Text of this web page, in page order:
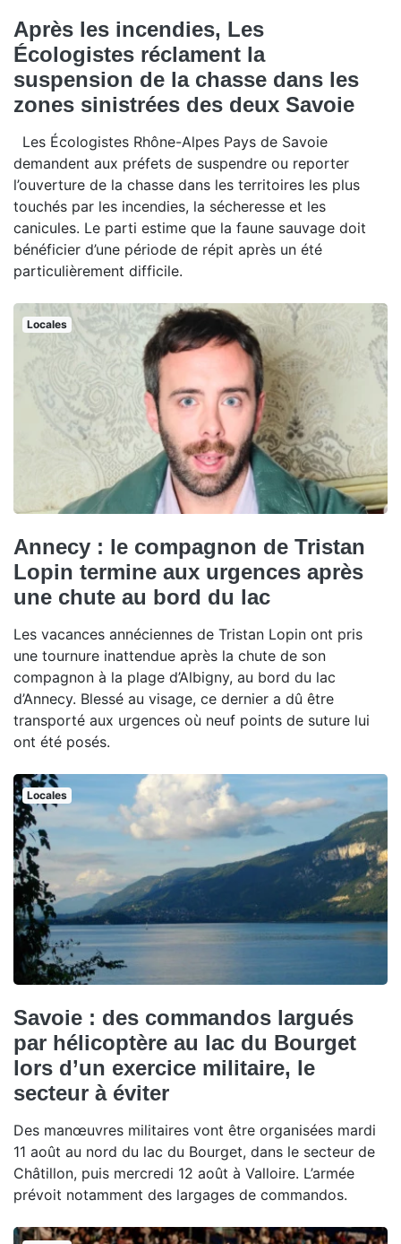
Après les incendies, Les
Écologistes réclament la
suspension de la chasse dans les
zones sinistrées des deux Savoie
Les Écologistes Rhône-Alpes Pays de Savoie
demandent aux préfets de suspendre ou reporter
l’ouverture de la chasse dans les territoires les plus
touchés par les incendies, la sécheresse et les
canicules. Le parti estime que la faune sauvage doit
bénéficier d’une période de répit après un été
particulièrement difficile.
Locales
Annecy : le compagnon de Tristan
Lopin termine aux urgences après
une chute au bord du lac
Les vacances annéciennes de Tristan Lopin ont pris
une tournure inattendue après la chute de son
compagnon à la plage d’Albigny, au bord du lac
d’Annecy. Blessé au visage, ce dernier a dû être
transporté aux urgences où neuf points de suture lui
ont été posés.
Locales
Savoie : des commandos largués
par hélicoptère au lac du Bourget
lors d’un exercice militaire, le
secteur à éviter
Des manœuvres militaires vont être organisées mardi
11 août au nord du lac du Bourget, dans le secteur de
Châtillon, puis mercredi 12 août à Valloire. L’armée
prévoit notamment des largages de commandos.